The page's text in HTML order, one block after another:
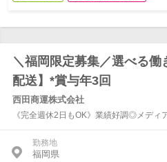
＼福岡限定募集／選べる働
配送】*賞与年3回
西田商運株式会社
《完全週休2日もOK》業績好調◎メディ
勤務地
福岡県